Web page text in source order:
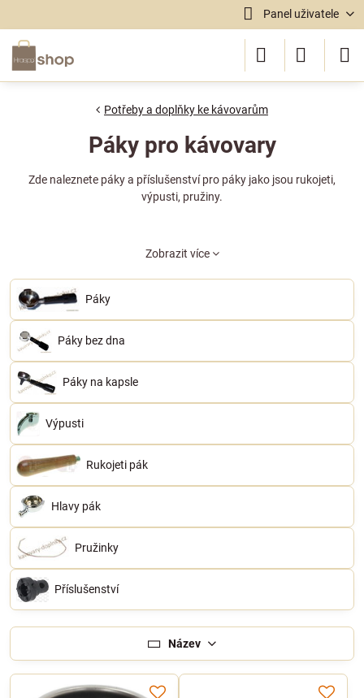
Panel uživatele
Potřeby a doplňky ke kávovarům
Páky pro kávovary
Zde naleznete páky a příslušenství pro páky jako jsou rukojeti,
výpusti, pružiny.
Zobrazit více
Páky
Páky bez dna
Páky na kapsle
Výpusti
Rukojeti pák
Hlavy pák
Pružinky
Příslušenství
Název